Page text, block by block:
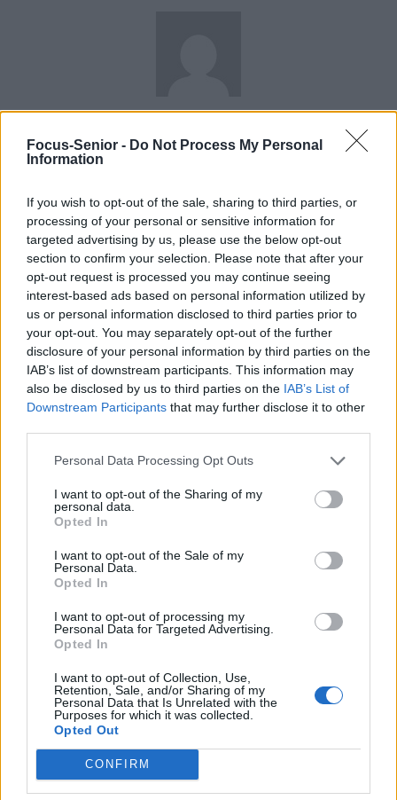
Focus-Senior - Do Not Process My Personal
Information
If you wish to opt-out of the sale, sharing to third parties, or
processing of your personal or sensitive information for
targeted advertising by us, please use the below opt-out
section to confirm your selection. Please note that after your
opt-out request is processed you may continue seeing
interest-based ads based on personal information utilized by
us or personal information disclosed to third parties prior to
your opt-out. You may separately opt-out of the further
disclosure of your personal information by third parties on the
IAB’s list of downstream participants. This information may
also be disclosed by us to third parties on the IAB’s List of
Downstream Participants that may further disclose it to other
Personal Data Processing Opt Outs
I want to opt-out of the Sharing of my
personal data.
Opted In
I want to opt-out of the Sale of my
Personal Data.
Opted In
I want to opt-out of processing my
Personal Data for Targeted Advertising.
Opted In
I want to opt-out of Collection, Use,
Retention, Sale, and/or Sharing of my
Personal Data that Is Unrelated with the
Purposes for which it was collected.
Opted Out
CONFIRM
news
RELATED ARTICLES
Santé
Sieste après 65 ans : la
cerveau ou le mettre en
Santé
Ménopause et
problèmes urinaires : le
secret inattendu des
sous-vêtements à
découvrir
Santé
Ménopause précoce : le
d’hypertension à ne pas
ignorer
Covid-19 : reprise épidémique partout en France
La Covid-19 altère la matière grise du cerveau
Groupe sanguin : comment il peut affecter votre santé
21 avril 2020
My Favorites